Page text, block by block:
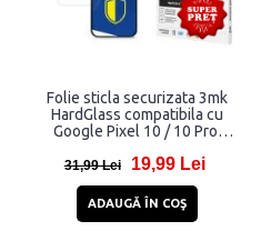
Folie sticla securizata 3mk
HardGlass compatibila cu
Google Pixel 10 / 10 Pro,
31,99 Lei 19,99 Lei
ADAUGĂ ÎN COŞ